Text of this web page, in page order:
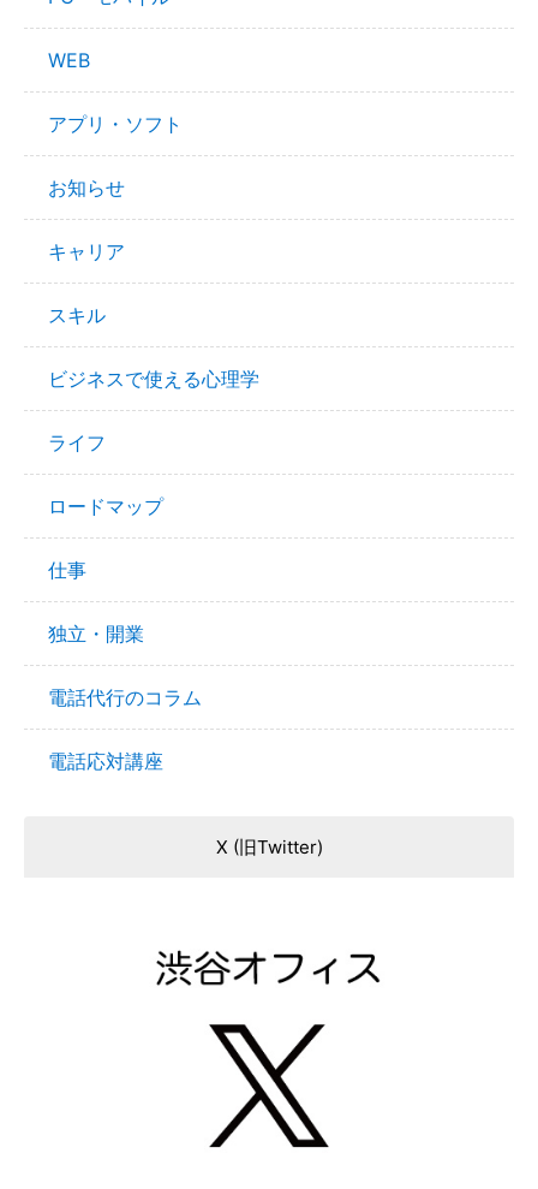
WEB
アプリ・ソフト
お知らせ
キャリア
スキル
ビジネスで使える心理学
ライフ
ロードマップ
仕事
独立・開業
電話代行のコラム
電話応対講座
X (旧Twitter)